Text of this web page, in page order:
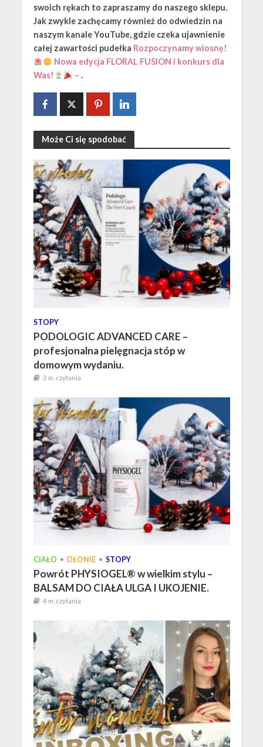
swoich rękach to zapraszamy do naszego sklepu.
Jak zwykle zachęcamy również do odwiedzin na
naszym kanale YouTube, gdzie czeka ujawnienie
całej zawartości pudełka Rozpoczynamy wiosnę!
Nowa edycja FLORAL FUSION i konkurs dla
Was!
–.
Może Ci się spodobać
STOPY
PODOLOGIC ADVANCED CARE –
profesjonalna pielęgnacja stóp w
domowym wydaniu.
3 m. czytania
CIAŁO • DŁONIE • STOPY
Powrót PHYSIOGEL® w wielkim stylu –
BALSAM DO CIAŁA ULGA I UKOJENIE.
4 m. czytania